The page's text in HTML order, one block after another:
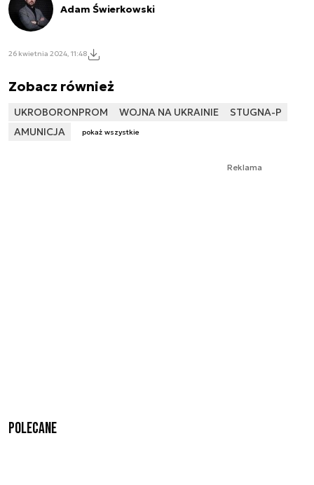
Adam Świerkowski
26 kwietnia 2024, 11:48
Zobacz również
UKROBORONPROM WOJNA NA UKRAINIE
STUGNA-P
AMUNICJA
pokaż wszystkie
Reklama
Polecane